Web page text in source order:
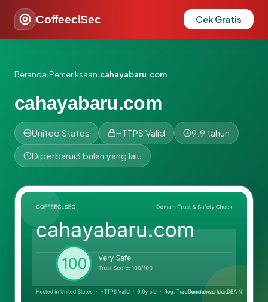
CoffeeclSec Cek Gratis
Beranda›Pemeriksaan›cahayabaru.com
cahayabaru.com
United States HTTPS Valid 9.9 tahun
Diperbarui3 bulan yang lalu